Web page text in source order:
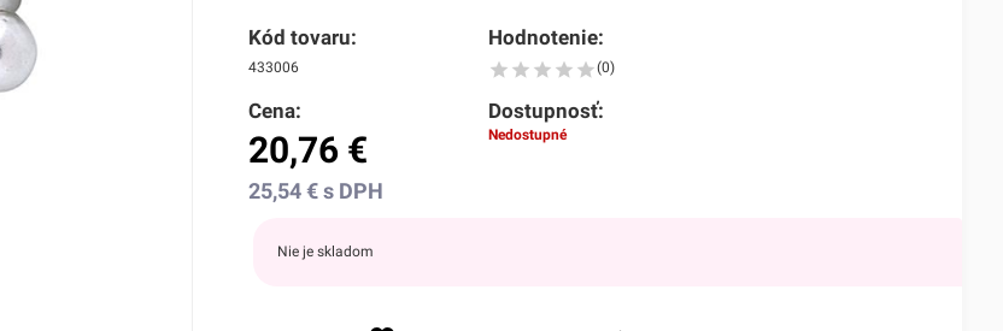
Kód tovaru:
433006
Hodnotenie:
(0)
Cena:
20,76 €
25,54€s DPH
Dostupnosť:
Nedostupné
Nie je skladom